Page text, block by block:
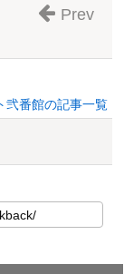
Prev
弐番館の記事一覧